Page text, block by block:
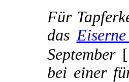
Für
das
September
bei einer